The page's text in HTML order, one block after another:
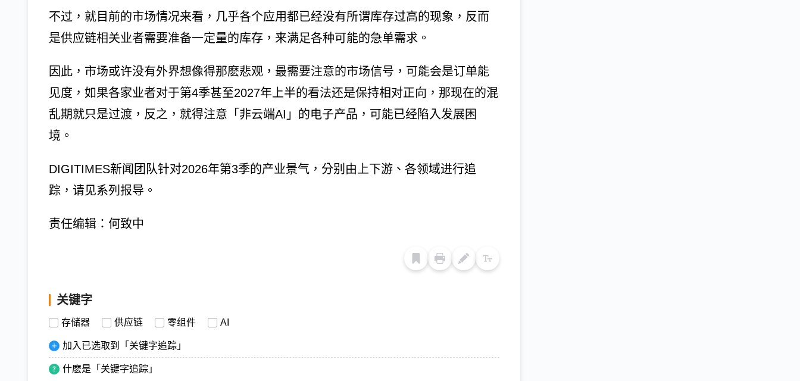
不过，就目前的市场情况来看，几乎各个应用都已经没有所谓库存过高的现象，反而
是供应链相关业者需要准备一定量的库存，来满足各种可能的急单需求。
因此，市场或许没有外界想像得那麽悲观，最需要注意的市场信号，可能会是订单能
见度，如果各家业者对于第4季甚至2027年上半的看法还是保持相对正向，那现在的混
乱期就只是过渡，反之，就得注意「非云端AI」的电子产品，可能已经陷入发展困
境。
DIGITIMES新闻团队针对2026年第3季的产业景气，分别由上下游、各领域进行追
踪，请见系列报导。
责任编辑：何致中
关键字
存储器 供应链 零组件 AI
加入已选取到「关键字追踪」
什麽是「关键字追踪」